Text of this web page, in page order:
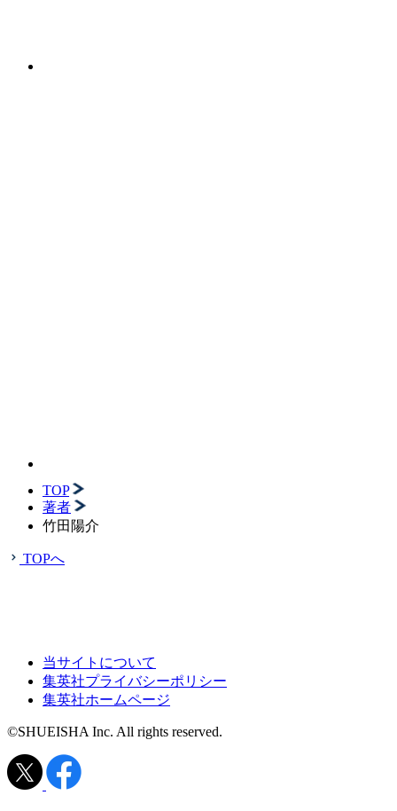
TOP
著者
竹田陽介
TOPへ
当サイトについて
集英社プライバシーポリシー
集英社ホームページ
©SHUEISHA Inc. All rights reserved.